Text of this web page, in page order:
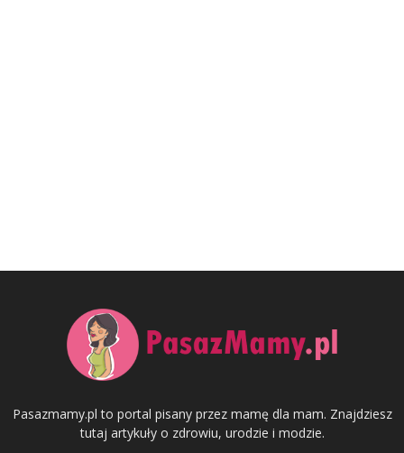
Pasazmamy.pl to portal pisany przez mamę dla mam. Znajdziesz
tutaj artykuły o zdrowiu, urodzie i modzie.